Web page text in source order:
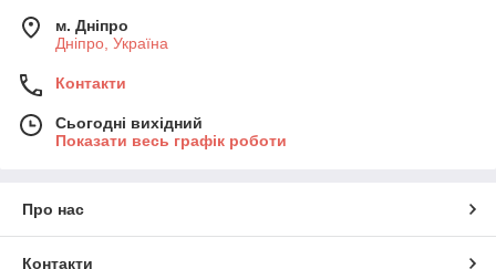
м. Дніпро
Дніпро, Україна
Контакти
Сьогодні вихідний
Показати весь графік роботи
Про нас
Контакти